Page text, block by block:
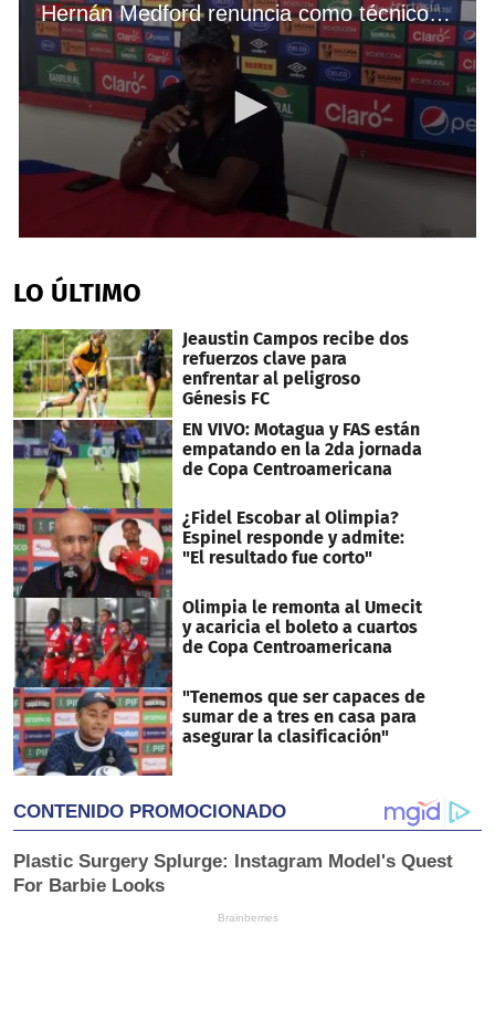
Hernán Medford renuncia como técnico del Municipal de Guatemala
of
1
39
seconds
LO ÚLTIMO
Jeaustin Campos recibe dos
refuerzos clave para
enfrentar al peligroso
Génesis FC
EN VIVO: Motagua y FAS están
empatando en la 2da jornada
de Copa Centroamericana
¿Fidel Escobar al Olimpia?
Espinel responde y admite:
"El resultado fue corto"
Olimpia le remonta al Umecit
y acaricia el boleto a cuartos
de Copa Centroamericana
"Tenemos que ser capaces de
sumar de a tres en casa para
asegurar la clasificación"